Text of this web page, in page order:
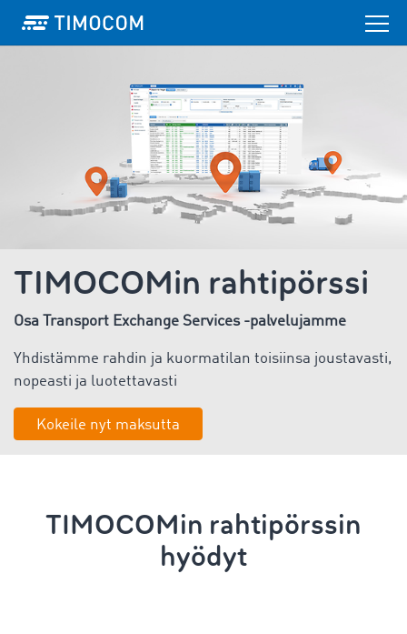
TIMOCOMin rahtipörssi
Osa Transport Exchange Services -palvelujamme
Yhdistämme rahdin ja kuormatilan toisiinsa joustavasti,
nopeasti ja luotettavasti
Kokeile nyt maksutta
TIMOCOMin rahtipörssin
hyödyt